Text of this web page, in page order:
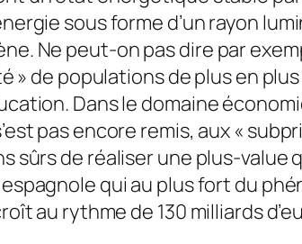
sous forme d’un rayon
Ne peut-on pas dire par
» de populations de plus en
Dans le domaine
pas encore remis, aux «
sûrs de réaliser une plus-
qui au plus fort du
au rythme de 130 milliards